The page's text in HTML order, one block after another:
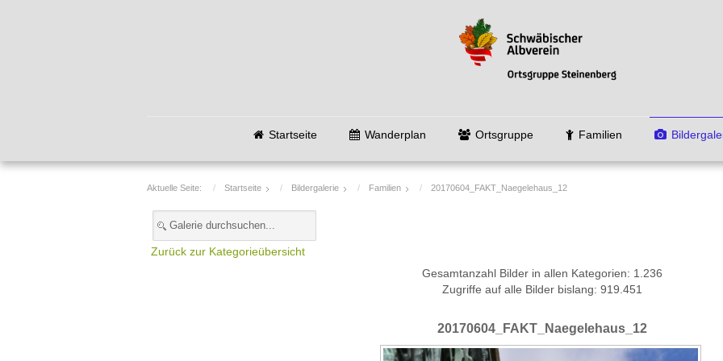
Startseite Wanderplan Ortsgruppe Familien
Aktuelle Seite: Startseite Bildergalerie Familien 20170604_FAKT_Naegelehaus_12
Zurück zur Kategorieübersicht
Gesamtanzahl Bilder in allen Kategorien: 1.236
Zugriffe auf alle Bilder bislang: 919.451
20170604_FAKT_Naegelehaus_12